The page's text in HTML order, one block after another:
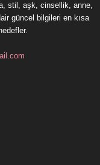
stil, aşk, cinsellik, anne,
güncel bilgileri en kısa